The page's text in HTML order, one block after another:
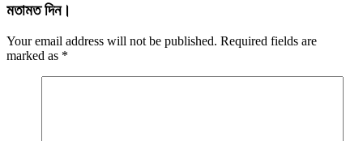
মতামত দিন।
Your email address will not be published. Required fields are
marked as *